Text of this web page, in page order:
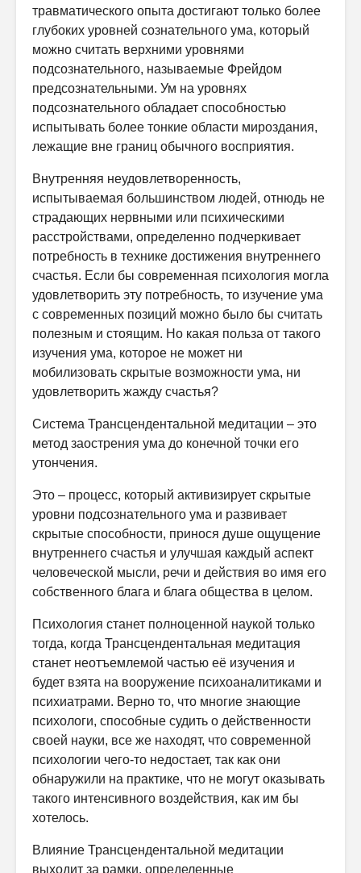
травматического опыта достигают только более
глубоких уровней сознательного ума, который
можно считать верхними уровнями
подсознательного, называемые Фрейдом
предсознательными. Ум на уровнях
подсознательного обладает способностью
испытывать более тонкие области мироздания,
лежащие вне границ обычного восприятия.
Внутренняя неудовлетворенность,
испытываемая большинством людей, отнюдь не
страдающих нервными или психическими
расстройствами, определенно подчеркивает
потребность в технике достижения внутреннего
счастья. Если бы современная психология могла
удовлетворить эту потребность, то изучение ума
с современных позиций можно было бы считать
полезным и стоящим. Но какая польза от такого
изучения ума, которое не может ни
мобилизовать скрытые возможности ума, ни
удовлетворить жажду счастья?
Система Трансцендентальной медитации – это
метод заострения ума до конечной точки его
утончения.
Это – процесс, который активизирует скрытые
уровни подсознательного ума и развивает
скрытые способности, принося душе ощущение
внутреннего счастья и улучшая каждый аспект
человеческой мысли, речи и действия во имя его
собственного блага и блага общества в целом.
Психология станет полноценной наукой только
тогда, когда Трансцендентальная медитация
станет неотъемлемой частью её изучения и
будет взята на вооружение психоаналитиками и
психиатрами. Верно то, что многие знающие
психологи, способные судить о действенности
своей науки, все же находят, что современной
психологии чего-то недостает, так как они
обнаружили на практике, что не могут оказывать
такого интенсивного воздействия, как им бы
хотелось.
Влияние Трансцендентальной медитации
выходит за рамки, определенные